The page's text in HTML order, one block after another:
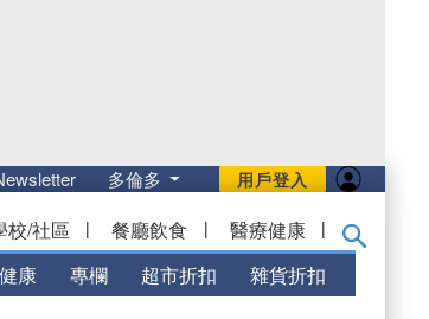
用戶登入
多倫多
校/社區 | 餐廳飲食 | 醫療健康 |
健康 專欄 超市折扣 雜貨折扣